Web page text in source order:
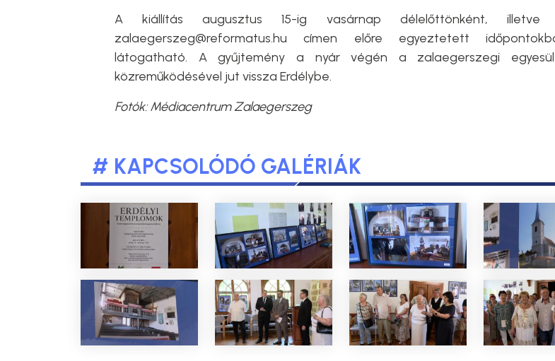
A kiállítás augusztus 15-ig vasárnap délelőttönként, illetve
zalaegerszeg@reformatus.hu címen előre egyeztetett
látogatható. A gyűjtemény a nyár végén a zalaegerszegi
közreműködésével jut vissza Erdélybe.
Fotók: Médiacentrum Zalaegerszeg
# KAPCSOLÓDÓ GALÉRIÁK